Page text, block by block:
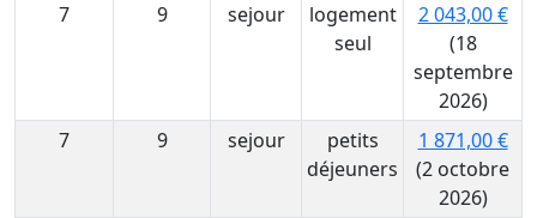
7
9 sejour
logement
seul
2 043,00 €
(18
septembre
2026)
7
9 sejour
petits
déjeuners
1 871,00 €
(2 octobre
2026)